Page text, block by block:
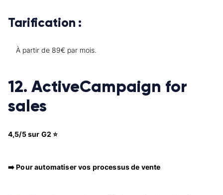
Tarification :
À partir de 89€ par mois.
12. ActiveCampaign for
sales
4,5/5 sur G2 ⭐
➡️ Pour automatiser vos processus de vente